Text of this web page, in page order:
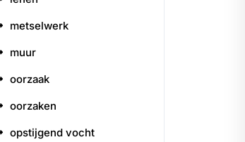
metselwerk
muur
oorzaak
oorzaken
opstijgend vocht